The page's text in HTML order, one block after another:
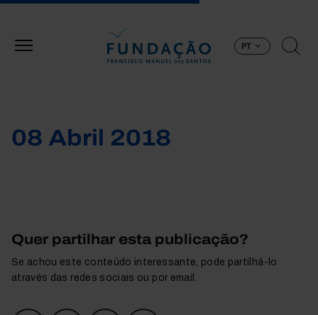
PT
08 Abril 2018
Quer partilhar esta publicação?
Se achou este conteúdo interessante, pode partilhá-lo
através das redes sociais ou por email.